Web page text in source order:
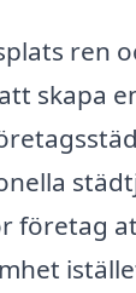
ren
skapa
företag